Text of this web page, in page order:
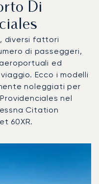
Di
diversi fattori
di passeggeri,
ed
Ecco i modelli
noleggiati per
nel
Citation
60XR.